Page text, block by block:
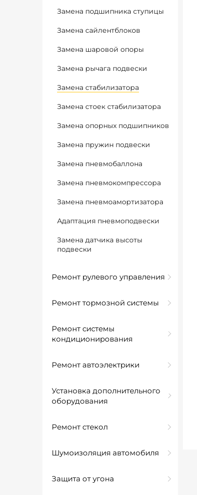
Замена подшипника ступицы
Замена сайлентблоков
Замена шаровой опоры
Замена рычага подвески
Замена стабилизатора
Замена стоек стабилизатора
Замена опорных подшипников
Замена пружин подвески
Замена пневмобаллона
Замена пневмокомпрессора
Замена пневмоамортизатора
Адаптация пневмоподвески
Замена датчика высоты
подвески
Ремонт рулевого управления
Ремонт тормозной системы
Ремонт системы
кондиционирования
Ремонт автоэлектрики
Установка дополнительного
оборудования
Ремонт стекол
Шумоизоляция автомобиля
Защита от угона